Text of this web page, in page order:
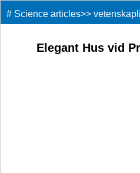
# Science articles>>
Elegant Hus vid